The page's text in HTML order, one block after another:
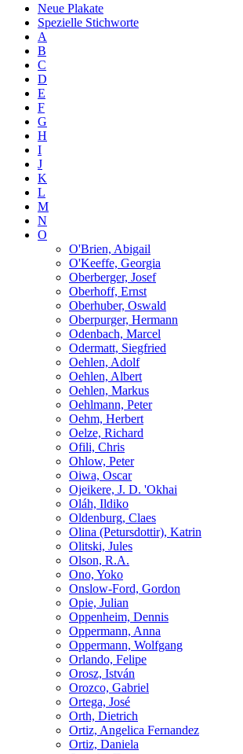
Neue Plakate
Spezielle Stichworte
A
B
C
D
E
F
G
H
I
J
K
L
M
N
O
O'Brien, Abigail
O'Keeffe, Georgia
Oberberger, Josef
Oberhoff, Ernst
Oberhuber, Oswald
Oberpurger, Hermann
Odenbach, Marcel
Odermatt, Siegfried
Oehlen, Adolf
Oehlen, Albert
Oehlen, Markus
Oehlmann, Peter
Oehm, Herbert
Oelze, Richard
Ofili, Chris
Ohlow, Peter
Oiwa, Oscar
Ojeikere, J. D. 'Okhai
Oláh, Ildiko
Oldenburg, Claes
Olina (Petursdottir), Katrin
Olitski, Jules
Olson, R.A.
Ono, Yoko
Onslow-Ford, Gordon
Opie, Julian
Oppenheim, Dennis
Oppermann, Anna
Oppermann, Wolfgang
Orlando, Felipe
Orosz, István
Orozco, Gabriel
Ortega, José
Orth, Dietrich
Ortiz, Angelica Fernandez
Ortiz, Daniela